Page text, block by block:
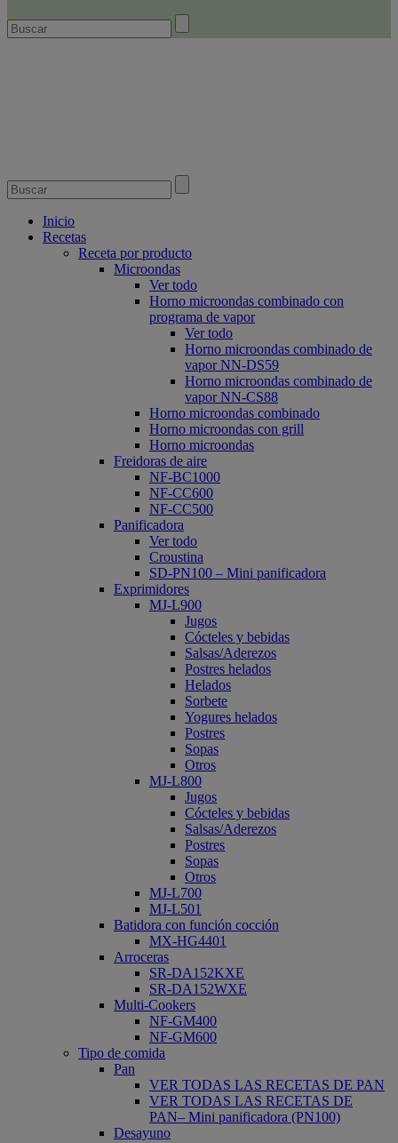
Inicio
Recetas
Receta por producto
Microondas
Ver todo
Horno microondas combinado con
programa de vapor
Ver todo
Horno microondas combinado de
vapor NN-DS59
Horno microondas combinado de
vapor NN-CS88
Horno microondas combinado
Horno microondas con grill
Horno microondas
Freidoras de aire
NF-BC1000
NF-CC600
NF-CC500
Panificadora
Ver todo
Croustina
SD-PN100 – Mini panificadora
Exprimidores
MJ-L900
Jugos
Cócteles y bebidas
Salsas/Aderezos
Postres helados
Helados
Sorbete
Yogures helados
Postres
Sopas
Otros
MJ-L800
Jugos
Cócteles y bebidas
Salsas/Aderezos
Postres
Sopas
Otros
MJ-L700
MJ-L501
Batidora con función cocción
MX-HG4401
Arroceras
SR-DA152KXE
SR-DA152WXE
Multi-Cookers
NF-GM400
NF-GM600
Tipo de comida
Pan
VER TODAS LAS RECETAS DE PAN
VER TODAS LAS RECETAS DE
PAN– Mini panificadora (PN100)
Desayuno